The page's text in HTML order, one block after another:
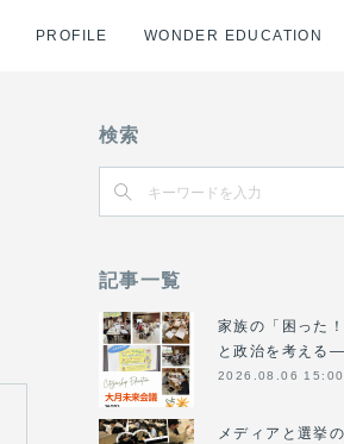
PROFILE WONDER EDUCATION
検索
記事一覧
家族の「困った
と政治を考え
2026.08.06 15:00
メディアと選挙